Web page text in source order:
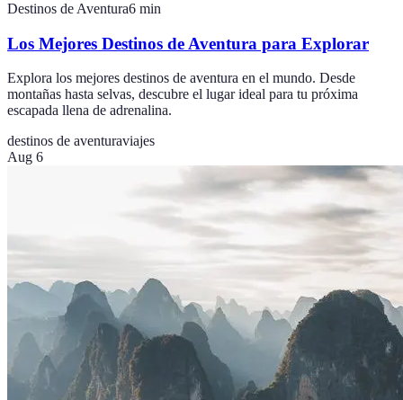
Destinos de Aventura6 min
Los Mejores Destinos de Aventura para Explorar
Explora los mejores destinos de aventura en el mundo. Desde
montañas hasta selvas, descubre el lugar ideal para tu próxima
escapada llena de adrenalina.
destinos de aventuraviajes
Aug 6